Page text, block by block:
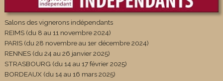
Salons des vignerons indépendants
REIMS (du 8 au 11 novembre 2024)
PARIS (du 28 novembre au 1er décembre 2024)
RENNES (du 24 au 26 janvier 2025)
STRASBOURG (du 14 au 17 février 2025)
BORDEAUX (du 14 au 16 mars 2025)